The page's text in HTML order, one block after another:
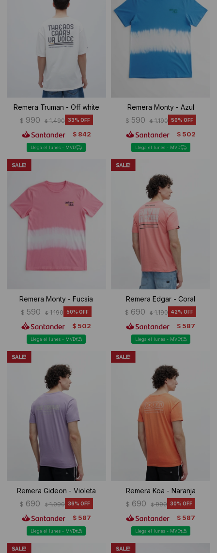
Remera Truman - Off white
$ 990 $ 1.490 33
$ 842
Llega el lunes - MVD
Remera Monty - Azul
$ 590 $ 1.190 50
$ 502
Llega el lunes - MVD
Remera Monty - Fucsia
$ 590 $ 1.190 50
$ 502
Llega el lunes - MVD
Remera Edgar - Coral
$ 690 $ 1.190 42
$ 587
Llega el lunes - MVD
Remera Gideon - Violeta
$ 690 $ 1.090 36
$ 587
Llega el lunes - MVD
Remera Koa - Naranja
$ 690 $ 990 30
$ 587
Llega el lunes - MVD